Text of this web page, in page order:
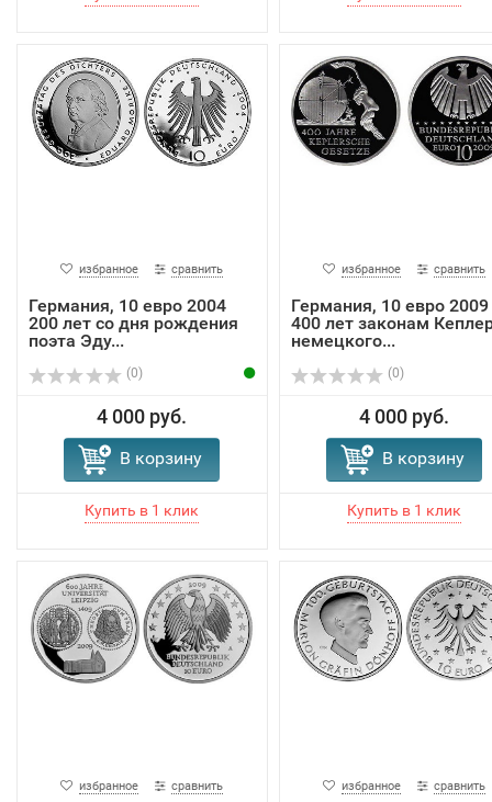
избранное сравнить
Германия, 10 евро 2004
200 лет со дня рождения
поэта Эду...
(0)
4 000 руб.
В корзину
избранное сравнить
Германия, 10 евро 2009
400 лет законам
немецкого...
(0)
4 000 руб.
В корзину
избранное сравнить избранное сравнить